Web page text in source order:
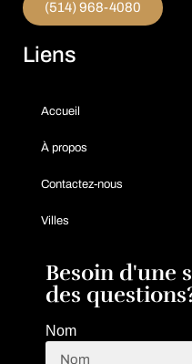
(514) 968-4080
Liens
Accueil
À propos
Contactez-nous
Villes
Besoin d'une
des
Nom